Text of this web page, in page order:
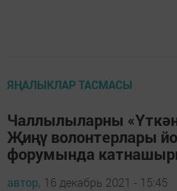
ЯҢАЛЫКЛАР ТАСМАСЫ
Чаллылыларны
Җиңү волонтерлары
форумында
автор, 16 декабрь 2021 - 15:45